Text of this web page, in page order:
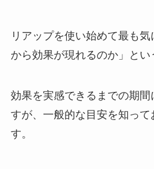
リアップを使い始めて最も
から効果が現れるのか」とい
効果を実感できるまでの期間
すが、一般的な目安を知っ
す。